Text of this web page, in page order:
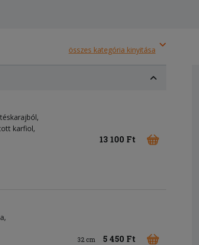
összes kategória kinyitása
karfiol,
13 100 Ft
32 cm 5 450 Ft